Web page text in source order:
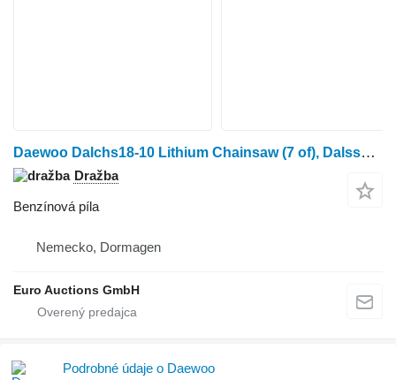
Daewoo Dalchs18-10 Lithium Chainsaw (7 of), Dalss18-1 Lithium Sabre Saw
Dražba
Benzínová píla
Nemecko, Dormagen
Euro Auctions GmbH
Podrobné údaje o Daewoo